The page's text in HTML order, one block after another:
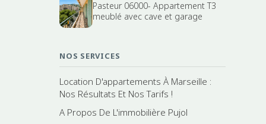
Pasteur 06000- Appartement T3
meublé avec cave et garage
NOS SERVICES
Location D'appartements À Marseille :
Nos Résultats Et Nos Tarifs !
A Propos De L'immobilière Pujol